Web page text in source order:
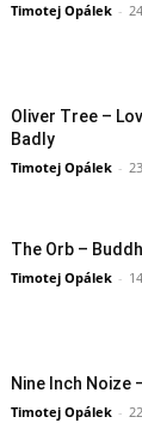
Timotej Opálek -
Oliver Tree –
Badly
Timotej Opálek -
The Orb –
Timotej Opálek -
Nine Inch Noize
Timotej Opálek -